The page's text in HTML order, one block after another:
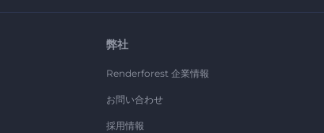
弊社
Renderforest 企業情報
お問い合わせ
採用情報